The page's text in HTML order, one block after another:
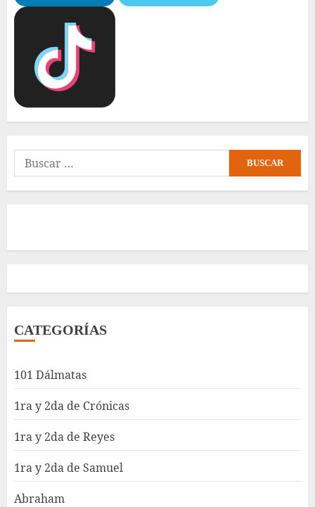
Buscar:
CATEGORÍAS
101 Dálmatas
1ra y 2da de Crónicas
1ra y 2da de Reyes
1ra y 2da de Samuel
Abraham